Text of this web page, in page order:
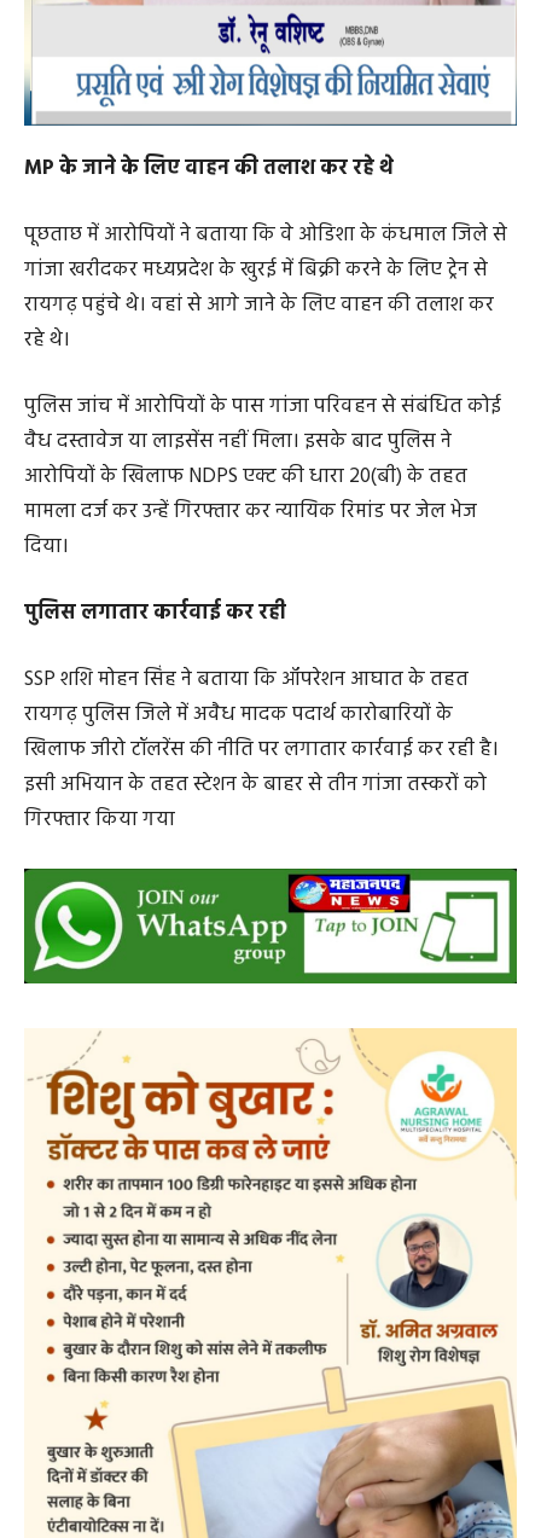
MP के जाने के लिए वाहन की तलाश कर रहे थे
पूछताछ में आरोपियों ने बताया कि वे ओडिशा के कंधमाल जिले से
गांजा खरीदकर मध्यप्रदेश के खुरई में बिक्री करने के लिए ट्रेन से
रायगढ़ पहुंचे थे। वहां से आगे जाने के लिए वाहन की तलाश कर
रहे थे।
पुलिस जांच में आरोपियों के पास गांजा परिवहन से संबंधित कोई
वैध दस्तावेज या लाइसेंस नहीं मिला। इसके बाद पुलिस ने
आरोपियों के खिलाफ NDPS एक्ट की धारा 20(बी) के तहत
मामला दर्ज कर उन्हें गिरफ्तार कर न्यायिक रिमांड पर जेल भेज
दिया।
पुलिस लगातार कार्रवाई कर रही
SSP शशि मोहन सिंह ने बताया कि ऑपरेशन आघात के तहत
रायगढ़ पुलिस जिले में अवैध मादक पदार्थ कारोबारियों के
खिलाफ जीरो टॉलरेंस की नीति पर लगातार कार्रवाई कर रही है।
इसी अभियान के तहत स्टेशन के बाहर से तीन गांजा तस्करों को
गिरफ्तार किया गया